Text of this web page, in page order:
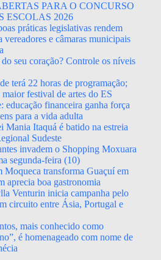
PARA O CONCURSO
ESCOLAS 2026
práticas legislativas rendem
vereadores e câmaras municipais
seu coração? Controle os níveis
terá 22 horas de programação;
festival de artes do ES
educação financeira ganha força
para a vida adulta
Itaquá é batido na estreia
Sudeste
invadem o Shopping Moxuara
segunda-feira (10)
Moqueca transforma Guaçuí em
aprecia boa gastronomia
Venturin inicia campanha pelo
circuito entre Ásia, Portugal e
mais conhecido como
é homenageado com nome de